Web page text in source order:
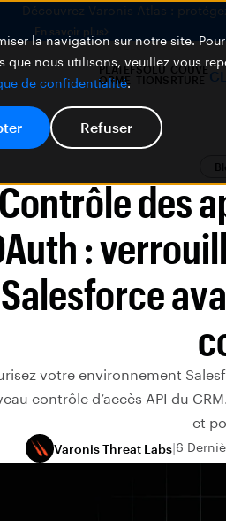
la navigation sur notre site.
que nous utilisons, veuillez vous
de confidentialité.
Refuser
Découvrez Varonis Atlas :
En savoir plus
PLATEF
ORME
SOLU
TIONS
COUVE
RTURE
des
:
Salesforce
votre environnement
contrôle d’accès API du
et
Varonis Threat Labs 6